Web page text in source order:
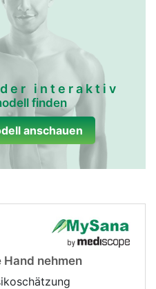
interaktiv
finden
anschauen
Hand nehmen